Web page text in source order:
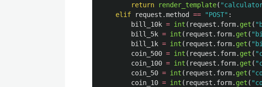
return
render_template( "
elif
request .method == "POST" :
bill_10k = int ( request . form. get ( "
bill_5k = int ( request . form. get ( "
bill_1k = int ( request . form. get ( "
coin_500 = int ( request . form. get ( "
coin_100 = int ( request . form. get ( "
coin_50 = int ( request . form. get ( "
coin_10 = int ( request . form. get ( "